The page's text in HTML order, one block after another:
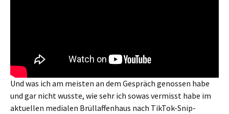
Und was ich am meisten an dem Gespräch genossen habe
und gar nicht wusste, wie sehr ich sowas vermisst habe im
aktuellen medialen Brüllaffenhaus nach TikTok-Snip-